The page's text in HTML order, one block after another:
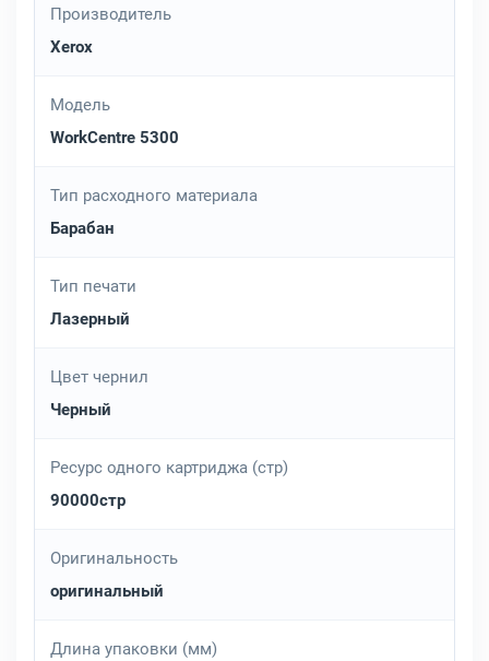
Производитель
Xerox
Модель
WorkCentre 5300
Тип расходного материала
Барабан
Тип печати
Лазерный
Цвет чернил
Черный
Ресурс одного картриджа (стр)
90000стр
Оригинальность
оригинальный
Длина упаковки (мм)